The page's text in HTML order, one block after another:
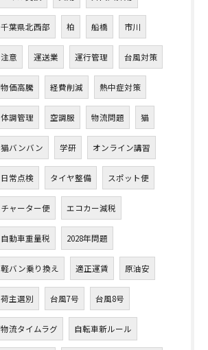
千葉県北西部 柏 船橋 市川
注意 運送業 運行管理 台風対策
物価高騰 経費削減 熱中症対策
体調管理 空調服 物流問題 猫
猫バンバン 学研 オンライン講習
日常点検 タイヤ整備 スポット便
チャーター便 エコカー減税
自動車重量税 2028年問題
軽バン乗り換え 適正運賃 原油安
荷主選別 台風7号 台風8号
物流タイムラグ 自転車新ルール